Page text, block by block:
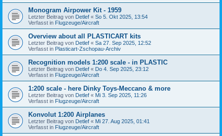
Monogram Airpower Kit - 1959
Letzter Beitrag von Detlef « So 5. Okt 2025, 13:54
Verfasst in Flugzeuge/Aircraft
Overview about all PLASTICART kits
Letzter Beitrag von Detlef « Sa 27. Sep 2025, 12:52
Verfasst in Plasticart-Zschopau-Archiv
Recognition models 1:200 scale - in PLASTIC
Letzter Beitrag von Detlef « Do 4. Sep 2025, 23:12
Verfasst in Flugzeuge/Aircraft
1:200 scale - here Dinky Toys-Meccano & more
Letzter Beitrag von Detlef « Mi 3. Sep 2025, 11:26
Verfasst in Flugzeuge/Aircraft
Konvolut 1:200 Airplanes
Letzter Beitrag von Detlef « Mi 27. Aug 2025, 01:41
Verfasst in Flugzeuge/Aircraft